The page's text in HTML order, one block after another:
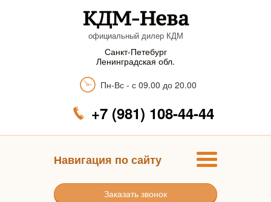
КДМ-Нева
официальный дилер КДМ
Санкт-Петебург
Ленинградская обл.
Пн-Вс - с 09.00 до 20.00
+7 (981) 108-44-44
Навигация по сайту
Заказать звонок